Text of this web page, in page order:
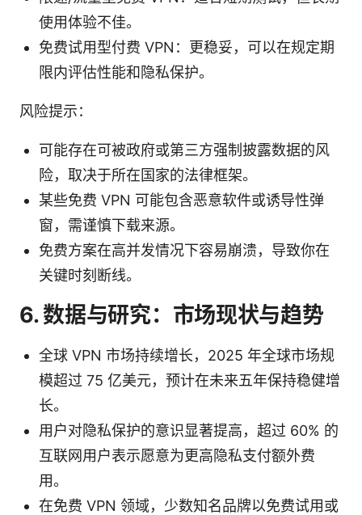
使用体验不佳。
免费试用型付费 VPN：更稳妥，可以在规定期
限内评估性能和隐私保护。
风险提示：
可能存在可被政府或第三方强制披露数据的风
险，取决于所在国家的法律框架。
某些免费 VPN 可能包含恶意软件或诱导性弹
窗，需谨慎下载来源。
免费方案在高并发情况下容易崩溃，导致你在
关键时刻断线。
6. 数据与研究：市场现状与趋势
全球 VPN 市场持续增长，2025 年全球市场规
模超过 75 亿美元，预计在未来五年保持稳健增
长。
用户对隐私保护的意识显著提高，超过 60% 的
互联网用户表示愿意为更高隐私支付额外费
用。
在免费 VPN 领域，少数知名品牌以免费试用或